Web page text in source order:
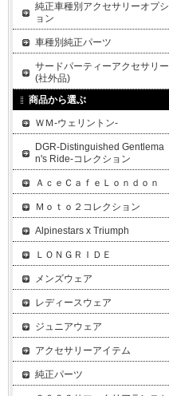
純正車種別アクセサリーオプシ
ョン
車種別純正パーツ
サードパーティーアクセサリー
(社外品)
商品から選ぶ
ＷＭ-ウェリントン-
DGR-Distinguished Gentlema
n's Ride-コレクション
ＡｃｅＣａｆｅＬｏｎｄｏｎ
Ｍｏｔｏ２コレクション
Alpinestars x Triumph
ＬＯＮＧＲＩＤＥ
メンズウェア
レディースウェア
ジュニアウェア
アクセサリーアイテム
純正パーツ